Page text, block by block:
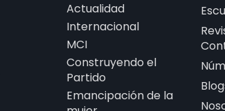
Actualidad
Internacional
MCI
Construyendo el
Partido
Emancipación de la